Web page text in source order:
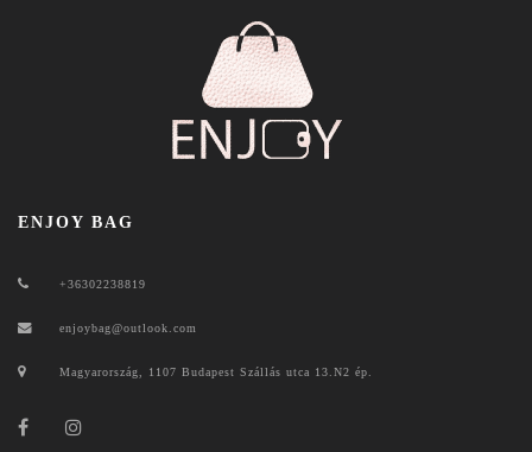
ENJOY BAG
+36302238819
enjoybag@outlook.com
Magyarország, 1107 Budapest Szállás utca 13.N2 ép.